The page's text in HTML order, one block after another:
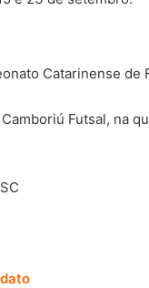
Catarinense de
Futsal, na